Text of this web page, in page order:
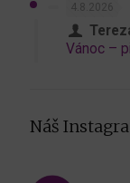
4.8.2026
Vánoc –
Náš